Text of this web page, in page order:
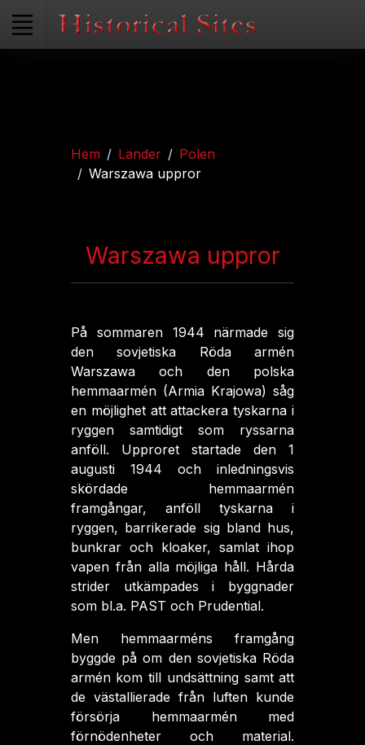
Hem Länder
Polen
Warszawa uppror
Warszawa uppror
På sommaren 1944 närmade sig
den sovjetiska Röda armén
Warszawa och den polska
hemmaarmén (Armia Krajowa) såg
en möjlighet att attackera tyskarna i
ryggen samtidigt som ryssarna
anföll. Upproret startade den 1
augusti 1944 och inledningsvis
skördade hemmaarmén
framgångar, anföll tyskarna i
ryggen, barrikerade sig bland hus,
bunkrar och kloaker, samlat ihop
vapen från alla möjliga håll. Hårda
strider utkämpades i byggnader
som bl.a. PAST och Prudential.
Men hemmaarméns framgång
byggde på om den sovjetiska Röda
armén kom till undsättning samt att
de västallierade från luften kunde
försörja hemmaarmén med
förnödenheter och material.